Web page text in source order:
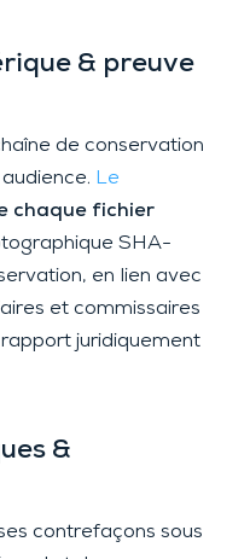
& preuve
de conservation
Le
chaque fichier
SHA-
en lien avec
et commissaires
juridiquement
&
contrefaçons sous